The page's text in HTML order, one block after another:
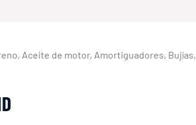
Aceite de motor, Amortiguadores, Bujías,